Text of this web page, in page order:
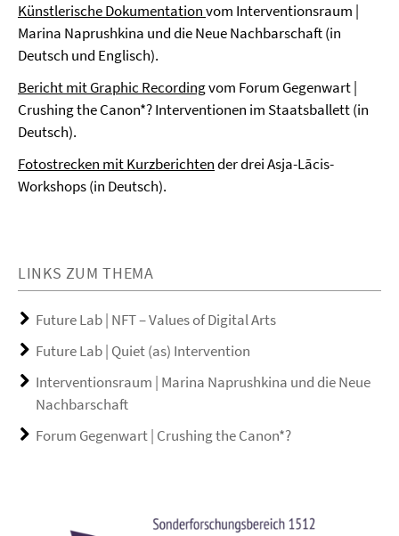
Künstlerische Dokumentationvom Interventionsraum |
Marina Naprushkina und die Neue Nachbarschaft (in
Deutsch und Englisch).
Bericht mit Graphic Recordingvom Forum Gegenwart |
Crushing the Canon*? Interventionen im Staatsballett (in
Deutsch).
Fotostrecken mit Kurzberichtender drei Asja-Lācis-
Workshops (in Deutsch).
LINKS ZUM THEMA
Future Lab | NFT – Values of Digital Arts
Future Lab | Quiet (as) Intervention
Interventionsraum | Marina Naprushkina und die Neue
Nachbarschaft
Forum Gegenwart | Crushing the Canon*?